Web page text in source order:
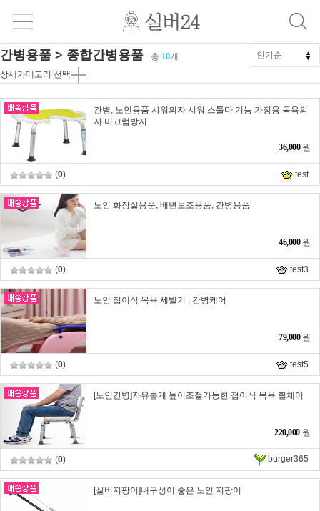
간병용품 > 종합간병용품 총 10개
상세카테고리 선택
간병, 노인용품 샤워의자 샤워 스툴다 기능 가정용 목욕의
자 미끄럼방지
36,000 원
(0) test
노인 화장실용품, 배변보조용품, 간병용품
46,000 원
(0) test3
노인 접이식 목욕 세발기 , 간병케어
79,000 원
(0) test5
[노인간병]자유롭게 높이조절가능한 접이식 목욕 휠체어
220,000 원
(0) burger365
[실버지팡이]내구성이 좋은 노인 지팡이